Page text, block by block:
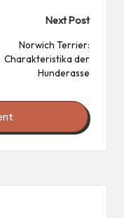
Next Post
Norwich Terrier:
Charakteristika der
Hunderasse